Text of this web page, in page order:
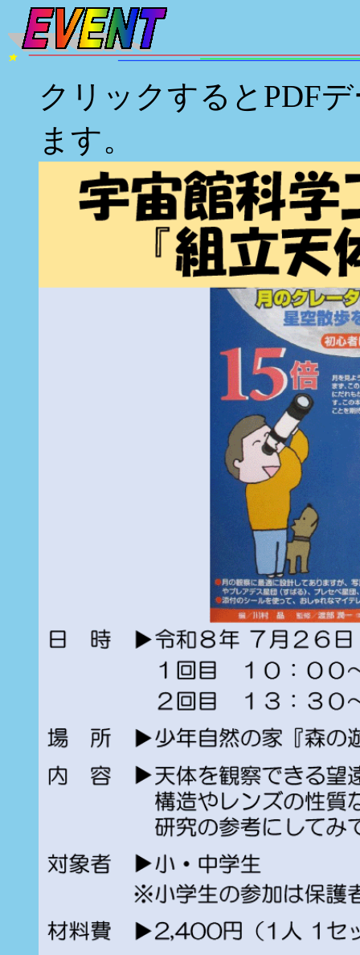
クリックするとPDF
ます。